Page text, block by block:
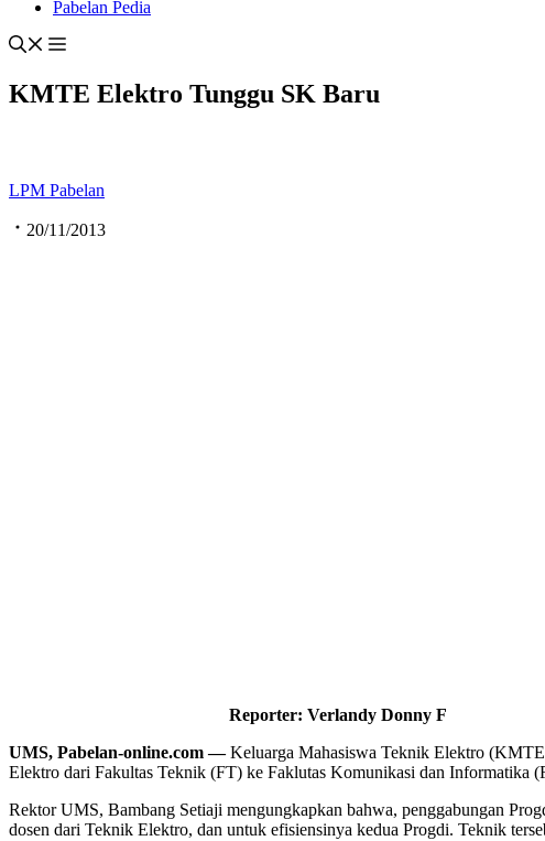
Pabelan Pedia
KMTE Elektro Tunggu SK Baru
LPM Pabelan
20/11/2013
Reporter: Verlandy Donny F
UMS, Pabelan-online.com —Keluarga Mahasiswa Teknik Elektro
Elektro dari Fakultas Teknik (FT) ke Faklutas Komunikasi dan Informatika
Rektor UMS, Bambang Setiaji mengungkapkan bahwa, penggabungan
dosen dari Teknik Elektro, dan untuk efisiensinya kedua Progdi. Teknik